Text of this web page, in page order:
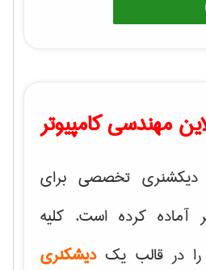
مهندسی کامپیوتر
تخصصی برای
آماده کرده است. کلیه
را در قالب یکدیشکنری